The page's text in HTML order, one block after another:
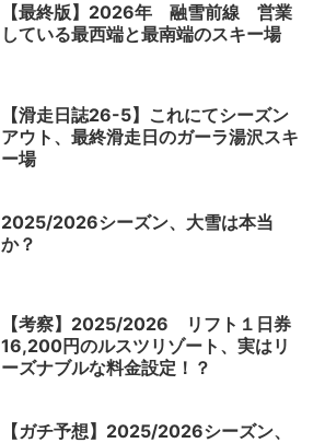
【最終版】2026年 融雪前線 営業
している最西端と最南端のスキー場
【滑走日誌26-5】これにてシーズン
アウト、最終滑走日のガーラ湯沢スキ
ー場
2025/2026シーズン、大雪は本当
か？
【考察】2025/2026 リフト１日券
16,200円のルスツリゾート、実はリ
ーズナブルな料金設定！？
【ガチ予想】2025/2026シーズン、